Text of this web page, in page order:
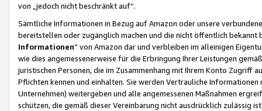
von „jedoch nicht beschränkt auf“.
Sämtliche Informationen in Bezug auf Amazon oder unsere
bereitstellen oder zugänglich machen und die nicht öffentlich
Informationen“ von Amazon dar und verbleiben im alleinigen
wie dies angemessenerweise für die Erbringung Ihrer Leistungen
juristischen Personen, die im Zusammenhang mit Ihrem Konto
Pflichten kennen und einhalten. Sie werden Vertrauliche
Unternehmen) weitergeben und alle angemessenen Maßnahmen
schützen, die gemäß dieser Vereinbarung nicht ausdrücklich zulässig